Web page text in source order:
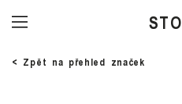
< Zpět na přehled značek